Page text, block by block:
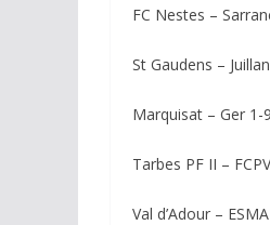
FC Nestes –
St Gaudens –
Marquisat – Ger
Tarbes PF II –
Val d’Adour –